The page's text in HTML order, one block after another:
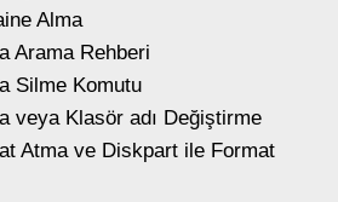
Alma
Arama Rehberi
Silme Komutu
veya Klasör adı Değiştirme
Atma ve Diskpart ile Format